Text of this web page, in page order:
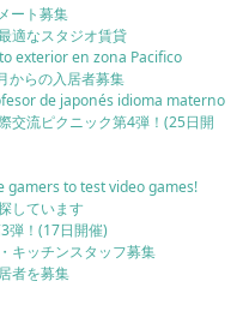
ート募集
適なスタジオ賃貸
exterior en zona Pacifico
からの入居者募集
de japonés idioma materno
交流ピクニック第4弾！(25日開
gamers to test video games!
しています
弾！(17日開催)
キッチンスタッフ募集
者を募集